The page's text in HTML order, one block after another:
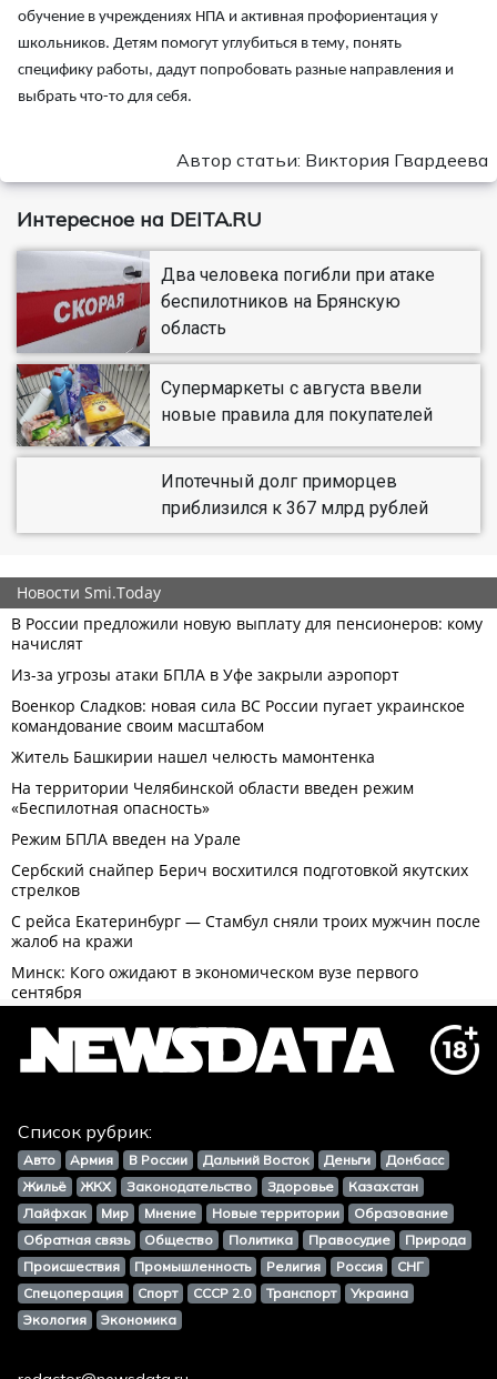
обучение в учреждениях НПА и активная профориентация у
школьников. Детям помогут углубиться в тему, понять
специфику работы, дадут попробовать разные направления и
выбрать что-то для себя.
Автор статьи: Виктория Гвардеева
Интересное на DEITA.RU
Два человека погибли при атаке
беспилотников на Брянскую
область
Супермаркеты с августа ввели
новые правила для покупателей
Ипотечный долг приморцев
приблизился к 367 млрд рублей
Список рубрик:
Авто Армия В России Дальний Восток Деньги
Донбасс
Жильё
ЖКХ Законодательство Здоровье
Казахстан
Лайфхак
Мир Мнение Новые территории
Образование
Обратная связь
Общество Политика Правосудие
Природа
Происшествия
Промышленность Религия Россия
СНГ
Спецоперация
Спорт СССР 2.0 Транспорт
Украина
Экология
Экономика